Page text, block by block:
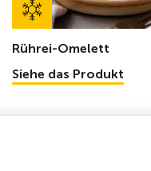
Rührei-Omelett
Siehe das Produkt